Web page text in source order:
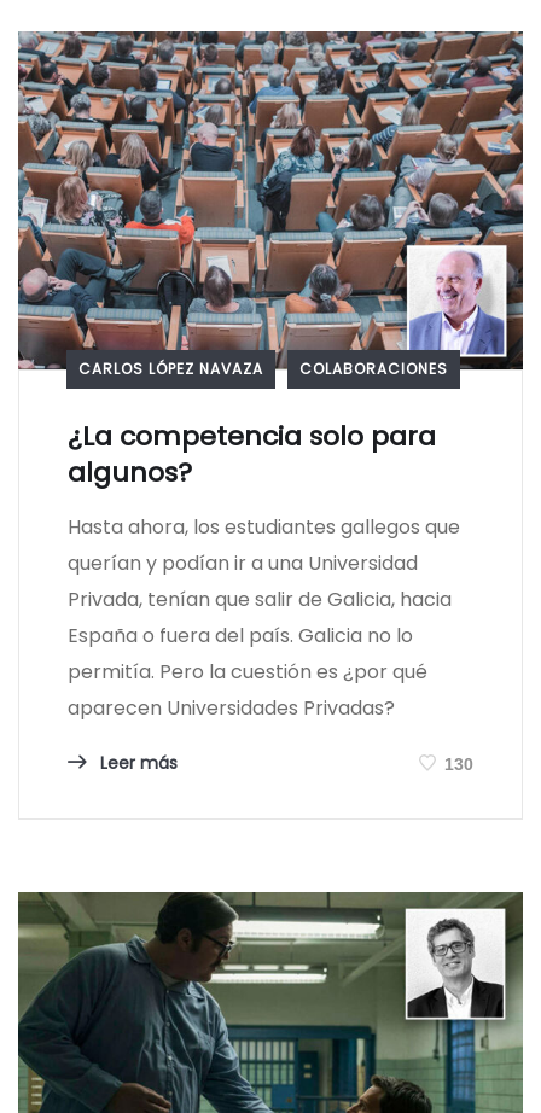
CARLOS LÓPEZ NAVAZA COLABORACIONES
¿La competencia solo para
algunos?
Hasta ahora, los estudiantes gallegos que
querían y podían ir a una Universidad
Privada, tenían que salir de Galicia, hacia
España o fuera del país. Galicia no lo
permitía. Pero la cuestión es ¿por qué
aparecen Universidades Privadas?
Leer más 130